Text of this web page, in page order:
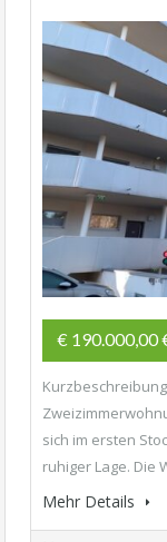
€ 190.000,00
sich im ersten
ruhiger Lage. Die
Mehr Details